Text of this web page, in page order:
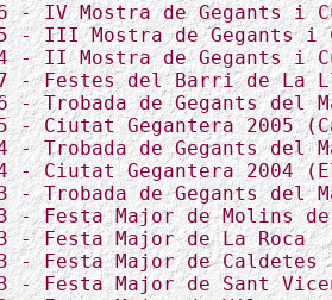
- IV Mostra de Gegants i
- III Mostra de Gegants i
- II Mostra de Gegants i
- Festes del Barri de La
- Trobada de Gegants del
- Ciutat Gegantera 2005
- Trobada de Gegants del
- Ciutat Gegantera 2004
- Trobada de Gegants del
- Festa Major de Molins
- Festa Major de La Roca
- Festa Major de Caldetes
- Festa Major de Sant